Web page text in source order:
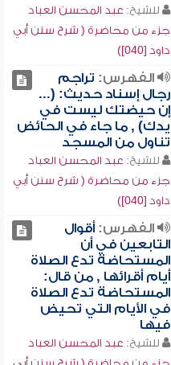
للشيخ: عبد المحسن العباد
جزء من محاضرة ( شرح سنن أبي
داود [040])
الفهرس: تراجم
رجال إسناد حديث: (...
إن حيضتك ليست في
يدك) , ما جاء في الحائض
تناول من المسجد
للشيخ: عبد المحسن العباد
جزء من محاضرة ( شرح سنن أبي
داود [040])
الفهرس:أقوال
التابعين في أن
المستحاضة تدع الصلاة
أيام أقرائها , من قال:
المستحاضة تدع الصلاة
في الأيام التي تحيض
فيها
للشيخ: عبد المحسن العباد